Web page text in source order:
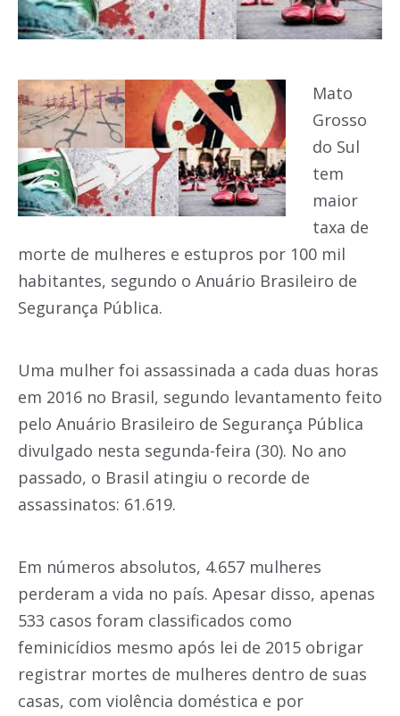
Mato
Grosso
do Sul
tem
maior
taxa de
morte de mulheres e estupros por 100 mil
habitantes, segundo o Anuário Brasileiro de
Segurança Pública.
Uma mulher foi assassinada a cada duas horas
em 2016 no Brasil, segundo levantamento feito
pelo Anuário Brasileiro de Segurança Pública
divulgado nesta segunda-feira (30). No ano
passado, o Brasil atingiu o recorde de
assassinatos: 61.619.
Em números absolutos, 4.657 mulheres
perderam a vida no país. Apesar disso, apenas
533 casos foram classificados como
feminicídios mesmo após lei de 2015 obrigar
registrar mortes de mulheres dentro de suas
casas, com violência doméstica e por